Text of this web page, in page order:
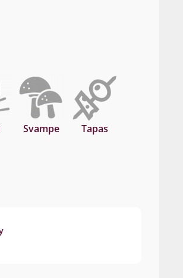
Svampe Tapas